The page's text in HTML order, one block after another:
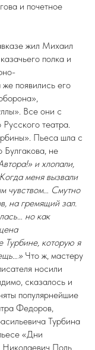
и почетное
жил Михаил
полка и
же появились его
Все они с
театра.
Пьеса шла с
не
и хлопали,
Когда меня вызвали
чувством… Смутно
на гремящий зал.
но как
Турбине, которую я
Что ж, мастеру
носили
сказалось и
популярнейшие
Федоров,
Турбина
«Дни
Поль,